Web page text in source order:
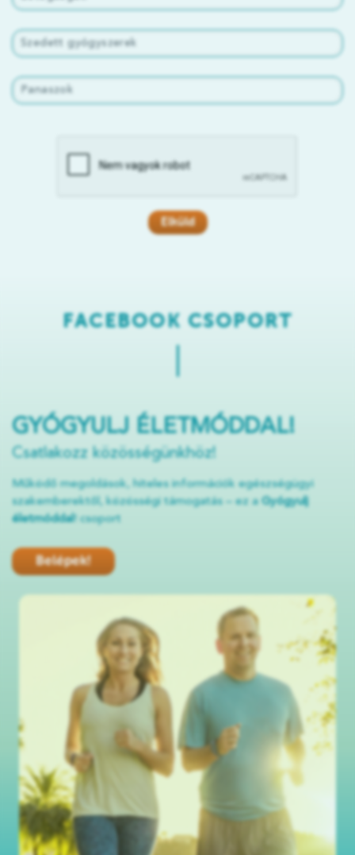
FACEBOOK CSOPORT
GYÓGYULJ ÉLETMÓDDAL!
Csatlakozz közösségünkhöz!
Működő megoldások, hiteles információk egészségügyi
szakemberektől, közösségi támogatás – ez aGyógyulj
életmóddal! csoport
Belépek!